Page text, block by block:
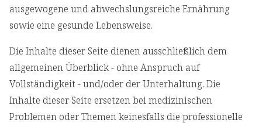
ausgewogene und abwechslungsreiche Ernährung
sowie eine gesunde Lebensweise.
Die Inhalte dieser Seite dienen ausschließlich dem
allgemeinen Überblick - ohne Anspruch auf
Vollständigkeit - und/oder der Unterhaltung. Die
Inhalte dieser Seite ersetzen bei medizinischen
Problemen oder Themen keinesfalls die professionelle